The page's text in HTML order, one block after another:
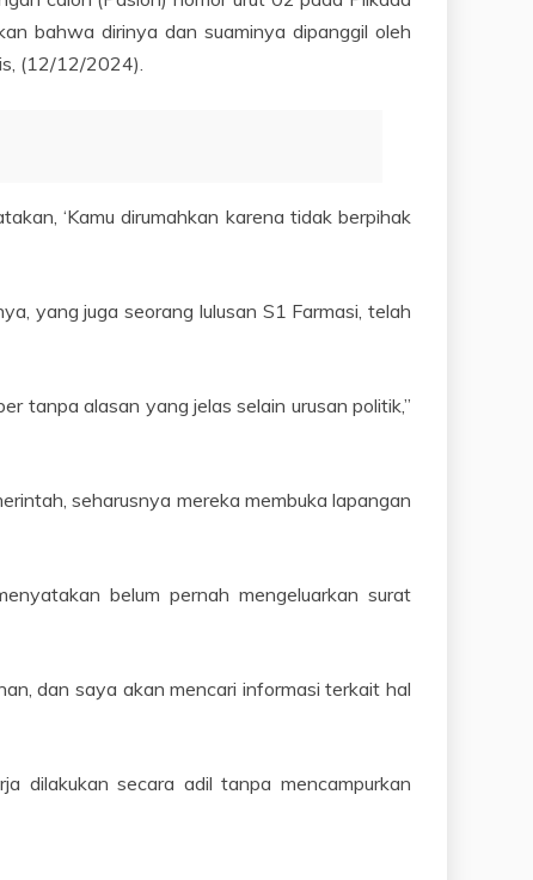
bahwa dirinya dan suaminya dipanggil oleh
(12/12/2024).
‘Kamu dirumahkan karena tidak berpihak
yang juga seorang lulusan S1 Farmasi, telah
tanpa alasan yang jelas selain urusan politik,”
seharusnya mereka membuka lapangan
belum pernah mengeluarkan surat
dan saya akan mencari informasi terkait hal
dilakukan secara adil tanpa mencampurkan